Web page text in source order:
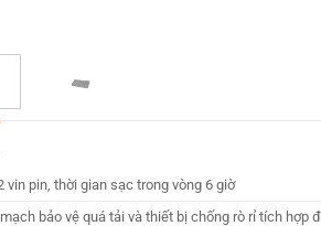
vin pin, thời gian sạc trong vòng 6 giờ
bảo vệ quá tải và thiết bị chống rò rỉ tích hợp